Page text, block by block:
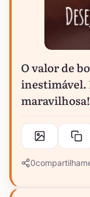
O valor de
inestimável.
maravilhosa!
0